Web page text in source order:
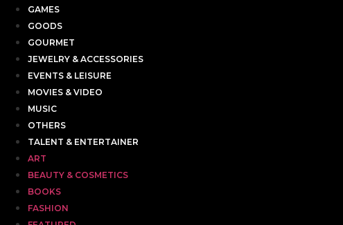
GAMES
GOODS
GOURMET
JEWELRY & ACCESSORIES
EVENTS & LEISURE
MOVIES & VIDEO
MUSIC
OTHERS
TALENT & ENTERTAINER
ART
BEAUTY & COSMETICS
BOOKS
FASHION